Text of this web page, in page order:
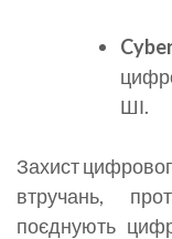
ШІ.
Захист
втручань,
поєднують